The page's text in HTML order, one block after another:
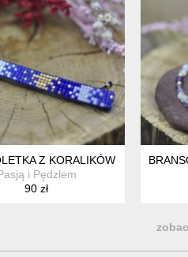
I CYTRYN
Z KORALIKÓW MIYUKI
i Pędzlem
90 zł